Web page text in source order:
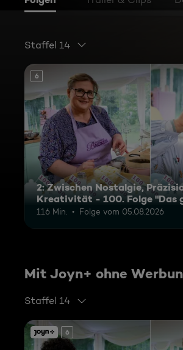
Staffel 14
6
2: Zwischen Nostalgie,
Kreativität - 100. Folge "Das
116 Min. Folge vom 05.08.2026
Mit Joyn+ ohne
Staffel 14
6